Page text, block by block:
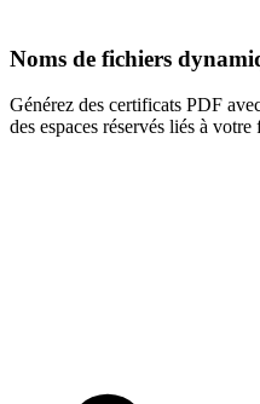
Noms de fichiers
Générez des certificats PDF
des espaces réservés liés à